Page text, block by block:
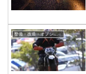
整備・改造・オプション